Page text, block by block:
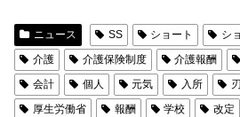
ニュース SS ショート シ
介護
介護保険制度 介護報酬
会計
個人 元気 入所
厚生労働省
報酬 学校 改定